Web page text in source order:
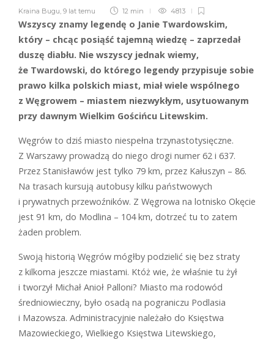
Kraina Bugu, 9 lat temu 12 min 4813
Wszyscy znamy legendę o Janie Twardowskim,
który – chcąc posiąść tajemną wiedzę – zaprzedał
duszę diabłu. Nie wszyscy jednak wiemy,
że Twardowski, do którego legendy przypisuje sobie
prawo kilka polskich miast, miał wiele wspólnego
z Węgrowem – miastem niezwykłym, usytuowanym
przy dawnym Wielkim Gościńcu Litewskim.
Węgrów to dziś miasto niespełna trzynastotysięczne.
Z Warszawy prowadzą do niego drogi numer 62 i 637.
Przez Stanisławów jest tylko 79 km, przez Kałuszyn – 86.
Na trasach kursują autobusy kilku państwowych
i prywatnych przewoźników. Z Węgrowa na lotnisko Okęcie
jest 91 km, do Modlina – 104 km, dotrzeć tu to zatem
żaden problem.
Swoją historią Węgrów mógłby podzielić się bez straty
z kilkoma jeszcze miastami. Któż wie, że właśnie tu żył
i tworzył Michał Anioł Palloni? Miasto ma rodowód
średniowieczny, było osadą na pograniczu Podlasia
i Mazowsza. Administracyjnie należało do Księstwa
Mazowieckiego, Wielkiego Księstwa Litewskiego,